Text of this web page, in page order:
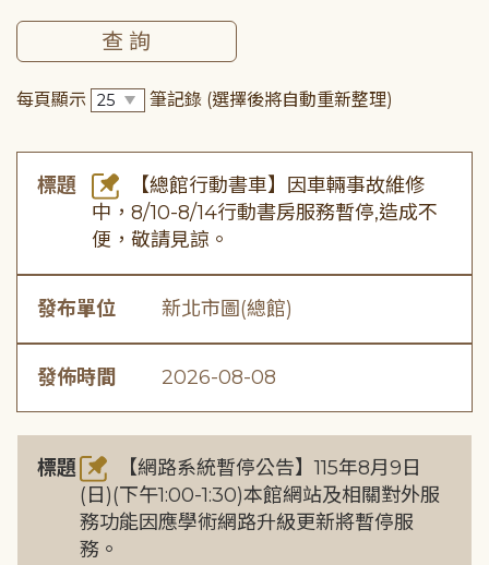
每頁顯示 筆記錄 (選擇後將自動重新整理)
標題
【總館行動書車】因車輛事故維修
中，8/10-8/14行動書房服務暫停,造成不
便，敬請見諒。
發布單位 新北市圖(總館)
發佈時間 2026-08-08
標題
【網路系統暫停公告】115年8月9日
(日)(下午1:00-1:30)本館網站及相關對外服
務功能因應學術網路升級更新將暫停服
務。